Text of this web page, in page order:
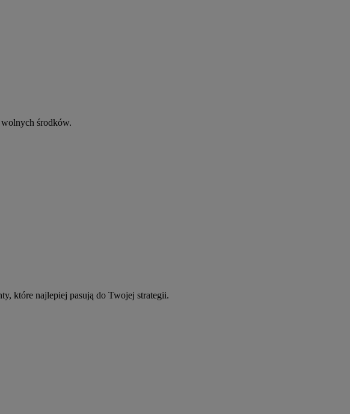
środków.
które najlepiej pasują do Twojej strategii.